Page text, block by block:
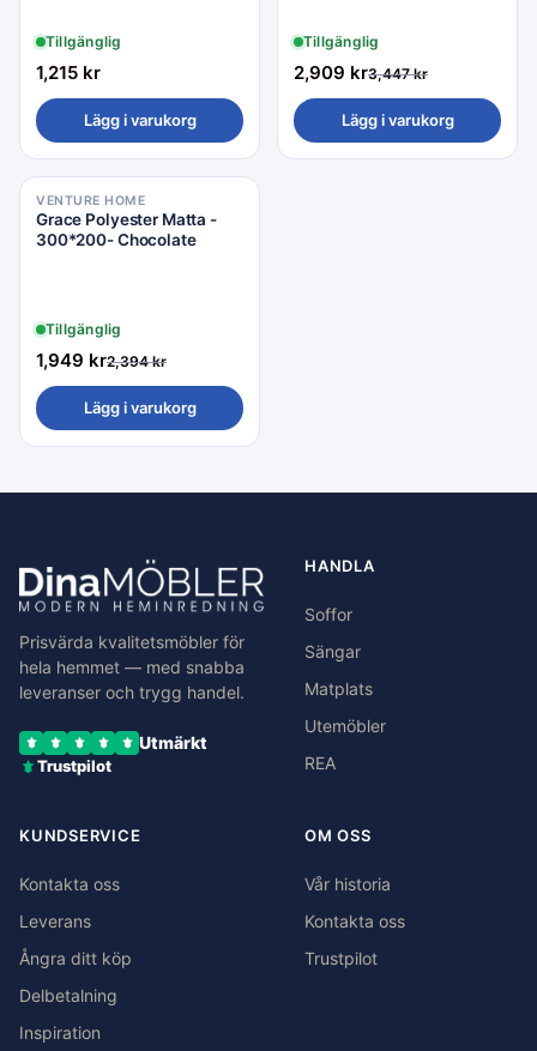
Tillgänglig
1,215 kr
Lägg i varukorg
Tillgänglig
2,909 kr3,447kr
Lägg i varukorg
Rea −19%
VENTURE HOME
Grace Polyester Matta -
300*200- Chocolate
Tillgänglig
1,949 kr2,394kr
Lägg i varukorg
Prisvärda kvalitetsmöbler för
hela hemmet — med snabba
leveranser och trygg handel.
Utmärkt
Trustpilot
HANDLA
Soffor
Sängar
Matplats
Utemöbler
REA
KUNDSERVICE
Kontakta oss
Leverans
Ångra ditt köp
Delbetalning
Inspiration
OM OSS
Vår historia
Kontakta oss
Trustpilot